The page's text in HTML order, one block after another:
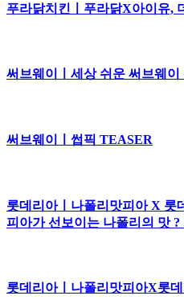
푸라닭치킨ㅣ푸라닭X아이유,
써브웨이ㅣ세상 쉬운 써브웨
써브웨이ㅣ썹픽 TEASER
롯데리아ㅣ나폴리맛피아 X 롯
피아가 선보이는 나폴리의 맛
롯데리아ㅣ나폴리맛피아X롯